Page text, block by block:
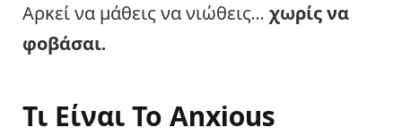
Αρκεί να μάθεις να νιώθεις… χωρίς να
φοβάσαι.
Τι Είναι Το Anxious